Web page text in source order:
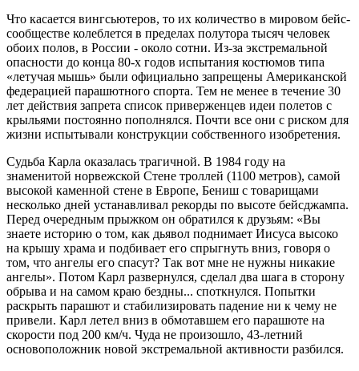
Что касается вингсьютеров, то их количество в мировом бейс-
сообществе колеблется в пределах полутора тысяч человек
обоих полов, в России - около сотни. Из-за экстремальной
опасности до конца 80-х годов испытания костюмов типа
«летучая мышь» были официально запрещены Американской
федерацией парашютного спорта. Тем не менее в течение 30
лет действия запрета список приверженцев идеи полетов с
крыльями постоянно пополнялся. Почти все они с риском для
жизни испытывали конструкции собственного изобретения.
Судьба Карла оказалась трагичной. В 1984 году на
знаменитой норвежской Стене троллей (1100 метров), самой
высокой каменной стене в Европе, Бениш с товарищами
несколько дней устанавливал рекорды по высоте бейсджампа.
Перед очередным прыжком он обратился к друзьям: «Вы
знаете историю о том, как дьявол поднимает Иисуса высоко
на крышу храма и подбивает его спрыгнуть вниз, говоря о
том, что ангелы его спасут? Так вот мне не нужны никакие
ангелы». Потом Карл развернулся, сделал два шага в сторону
обрыва и на самом краю бездны... споткнулся. Попытки
раскрыть парашют и стабилизировать падение ни к чему не
привели. Карл летел вниз в обмотавшем его парашюте на
скорости под 200 км/ч. Чуда не произошло, 43-летний
основоположник новой экстремальной активности разбился.